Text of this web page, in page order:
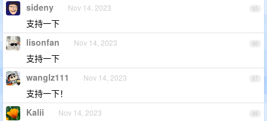
85
sideny Nov 14, 2023
支持一下
86
lisonfan Nov 14, 2023
支持一下
87
wanglz111 Nov 14, 2023
支持一下！
88
Kalii Nov 14, 2023